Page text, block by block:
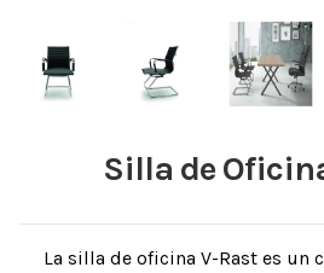
Silla de
La silla de oficina V-Rast es un